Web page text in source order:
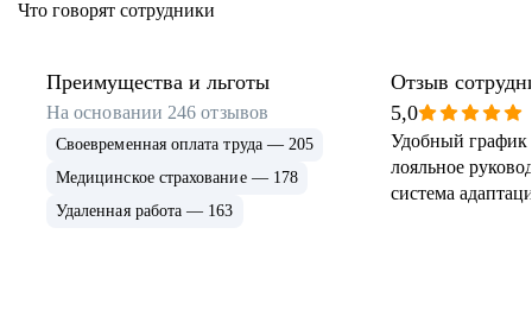
Что говорят сотрудники
Преимущества и льготы
На основании 246 отзывов
Своевременная оплата труда — 205
Медицинское страхование — 178
Удаленная работа — 163
Отзыв
5,0
Удобный график
лояльное
система